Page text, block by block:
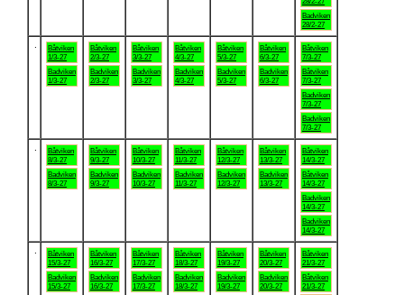
Badviken
28/2-27
Båtviken
1/3-27
Badviken
1/3-27
Båtviken
2/3-27
Badviken
2/3-27
Båtviken
3/3-27
Badviken
3/3-27
Båtviken
4/3-27
Badviken
4/3-27
Båtviken
5/3-27
Badviken
5/3-27
Båtviken
6/3-27
Badviken
6/3-27
Båtviken
7/3-27
Båtviken
7/3-27
Badviken
7/3-27
Badviken
7/3-27
Båtviken
8/3-27
Badviken
8/3-27
Båtviken
9/3-27
Badviken
9/3-27
Båtviken
10/3-27
Badviken
10/3-27
Båtviken
11/3-27
Badviken
11/3-27
Båtviken
12/3-27
Badviken
12/3-27
Båtviken
13/3-27
Badviken
13/3-27
Båtviken
14/3-27
Båtviken
14/3-27
Badviken
14/3-27
Badviken
14/3-27
Båtviken
15/3-27
Badviken
15/3-27
Båtviken
16/3-27
Badviken
16/3-27
Båtviken
17/3-27
Badviken
17/3-27
Båtviken
18/3-27
Badviken
18/3-27
Båtviken
19/3-27
Badviken
19/3-27
Båtviken
20/3-27
Badviken
20/3-27
Båtviken
21/3-27
Båtviken
21/3-27